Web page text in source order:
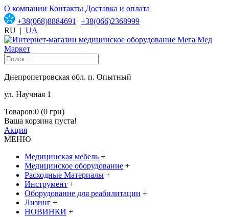
О компании Контакты Доставка и оплата
+38(068)8884691
+38(066)2368999
RU | UA
Днепропетровская обл. п. Опытный
ул. Научная 1
Товаров:0 (0 грн)
Ваша корзина пуста!
Акция
МЕНЮ
Медицинская мебель +
Медицинское оборудование +
Расходные Материалы +
Инструмент +
Оборудование для реабилитации +
Лизинг +
НОВИНКИ +